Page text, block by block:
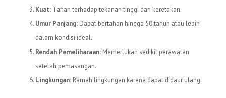
Kuat: Tahan terhadap tekanan tinggi dan keretakan.
Umur Panjang: Dapat bertahan hingga 50 tahun atau lebih
dalam kondisi ideal.
Rendah Pemeliharaan: Memerlukan sedikit perawatan
setelah pemasangan.
Lingkungan: Ramah lingkungan karena dapat didaur ulang.